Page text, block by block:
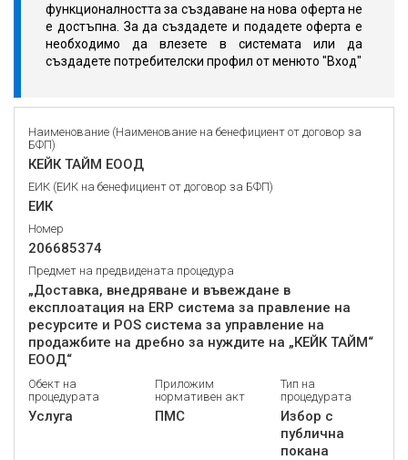
функционалността за създаване на нова оферта не
е достъпна. За да създадете и подадете оферта е
необходимо да влезете в системата или да
създадете потребителски профил от менюто "Вход"
Наименование (Наименование на бенефициент от договор за
БФП)
КЕЙК ТАЙМ ЕООД
ЕИК (ЕИК на бенефициент от договор за БФП)
ЕИК
Номер
206685374
Предмет на предвидената процедура
„Доставка, внедряване и въвеждане в
експлоатация на ERP система за правление на
ресурсите и POS система за управление на
продажбите на дребно за нуждите на „КЕЙК ТАЙМ“
ЕООД“
Обект на
процедурата
Услуга
Приложим
нормативен акт
ПМС
Тип на
процедурата
Избор с
публична
покана